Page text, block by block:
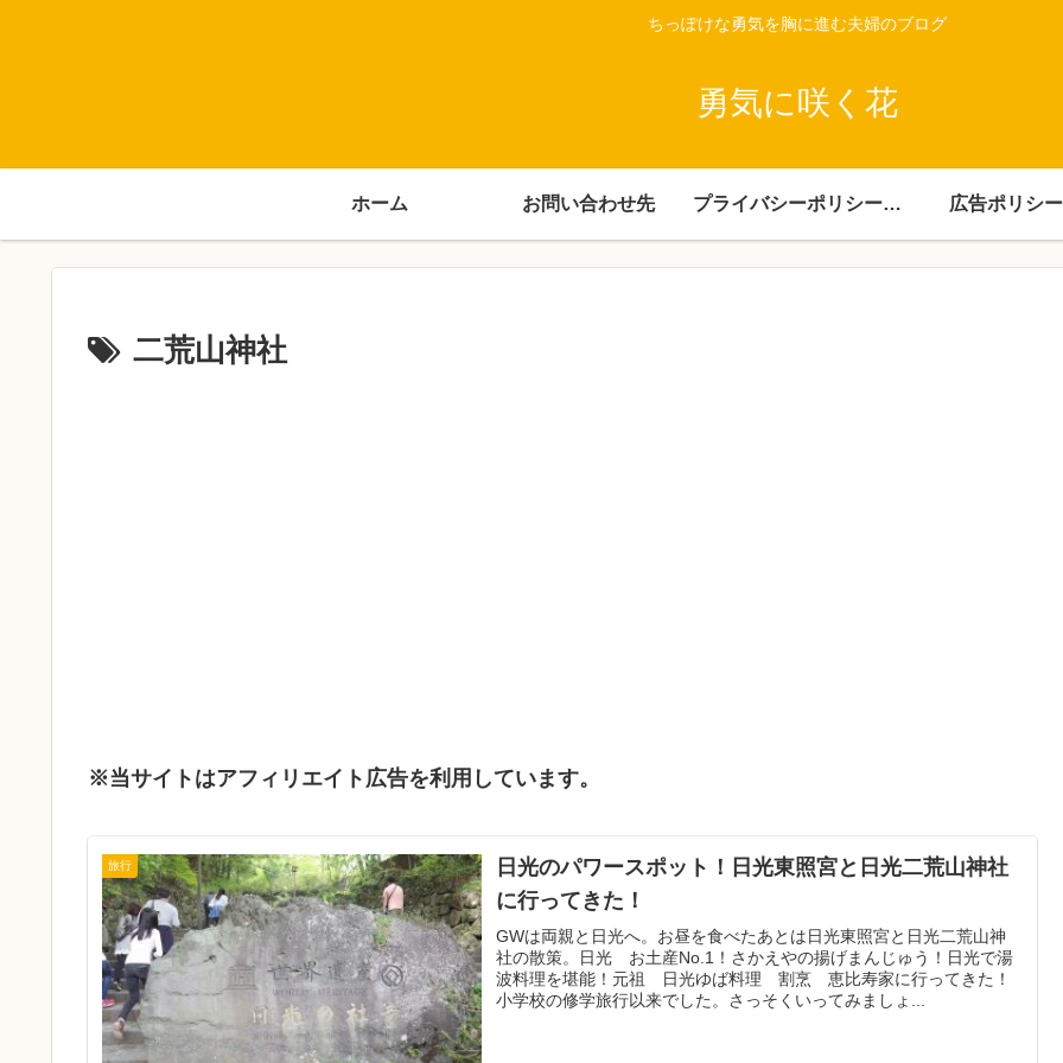
ちっぽけな勇気を胸に進む夫婦のブログ
勇気に咲く花
ホーム お問い合わせ先 プライバシーポリシー・免責事項 広告ポリシー
二荒山神社
※当サイトはアフィリエイト広告を利用しています。
旅行
日光のパワースポット！日光東照宮と日光二荒山神社
に行ってきた！
GWは両親と日光へ。お昼を食べたあとは日光東照宮と日光二荒山神
社の散策。日光 お土産No.1！さかえやの揚げまんじゅう！日光で湯
波料理を堪能！元祖 日光ゆば料理 割烹 恵比寿家に行ってきた！
小学校の修学旅行以来でした。さっそくいってみましょ...